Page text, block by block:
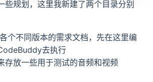
些规划，这里我新建了两个目录分别
个不同版本的需求文档，先在这里编
去执行
存放一些用于测试的音频和视频